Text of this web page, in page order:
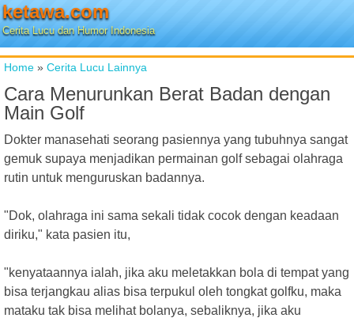
ketawa.com
Cerita Lucu dan Humor Indonesia
Home » Cerita Lucu Lainnya
Cara Menurunkan Berat Badan dengan
Main Golf
Dokter manasehati seorang pasiennya yang tubuhnya sangat
gemuk supaya menjadikan permainan golf sebagai olahraga
rutin untuk menguruskan badannya.
"Dok, olahraga ini sama sekali tidak cocok dengan keadaan
diriku," kata pasien itu,
"kenyataannya ialah, jika aku meletakkan bola di tempat yang
bisa terjangkau alias bisa terpukul oleh tongkat golfku, maka
mataku tak bisa melihat bolanya, sebaliknya, jika aku